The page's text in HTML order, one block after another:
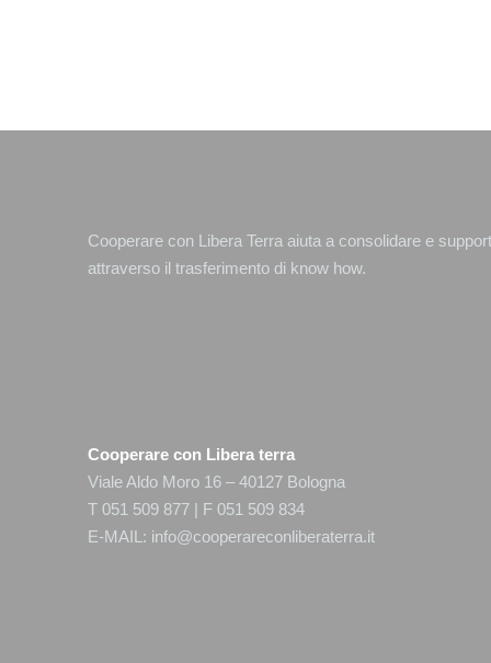
Cooperare con Libera Terra aiuta a consolidare e
attraverso il trasferimento di know how.
Cooperare con Libera terra
Viale Aldo Moro 16 – 40127 Bologna
T 051 509 877 | F 051 509 834
E-MAIL: info@cooperareconliberaterra.it